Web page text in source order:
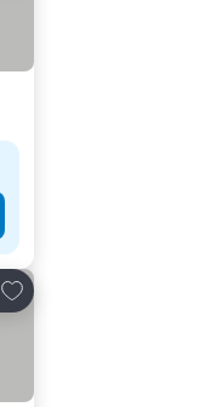
Přidat na seznam